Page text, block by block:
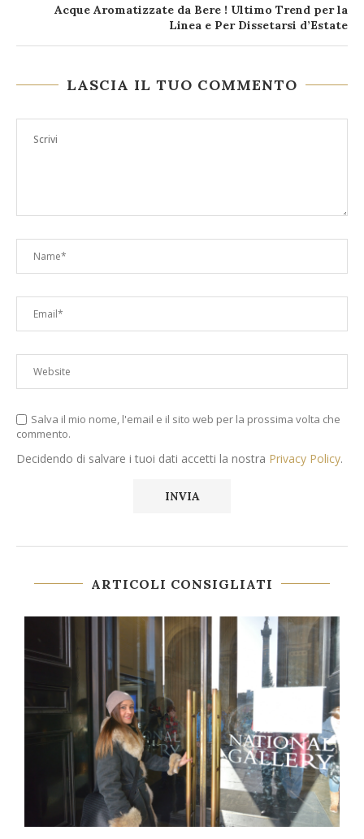
Acque Aromatizzate da Bere ! Ultimo Trend per la
Linea e Per Dissetarsi d’Estate
LASCIA IL TUO COMMENTO
Salva il mio nome, l'email e il sito web per la prossima volta che
commento.
Decidendo di salvare i tuoi dati accetti la nostra Privacy Policy.
ARTICOLI CONSIGLIATI